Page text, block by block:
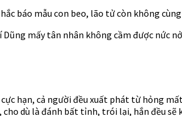
báo mẫu con beo, lão tử còn không
mấy tân nhân không cầm được nức
hạn, cả người đều xuất phát từ hỏng
dù là đánh bất tỉnh, trói lại, hắn đều sẽ